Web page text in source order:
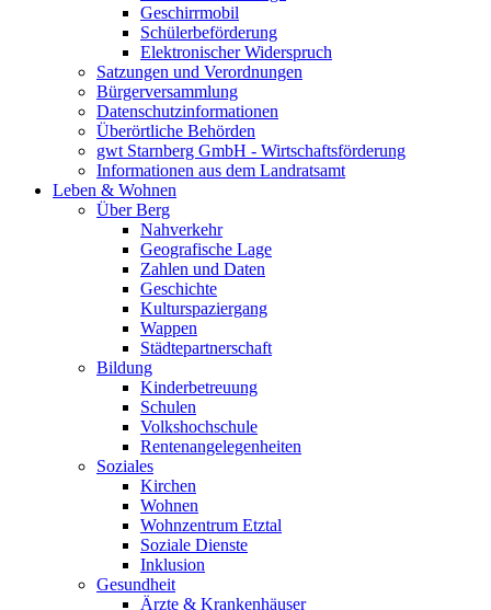
Geschirrmobil
Schülerbeförderung
Elektronischer Widerspruch
Satzungen und Verordnungen
Bürgerversammlung
Datenschutzinformationen
Überörtliche Behörden
gwt Starnberg GmbH - Wirtschaftsförderung
Informationen aus dem Landratsamt
Leben & Wohnen
Über Berg
Nahverkehr
Geografische Lage
Zahlen und Daten
Geschichte
Kulturspaziergang
Wappen
Städtepartnerschaft
Bildung
Kinderbetreuung
Schulen
Volkshochschule
Rentenangelegenheiten
Soziales
Kirchen
Wohnen
Wohnzentrum Etztal
Soziale Dienste
Inklusion
Gesundheit
Ärzte & Krankenhäuser